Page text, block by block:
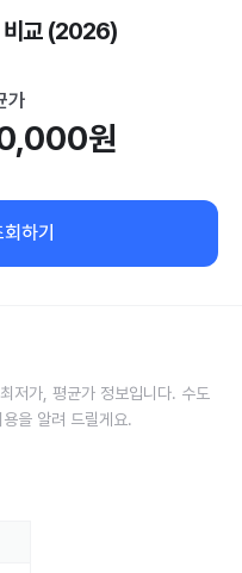
비교 (2026)
가
원
하기
가, 평균가 정보입니다. 수도
을 알려 드릴게요.